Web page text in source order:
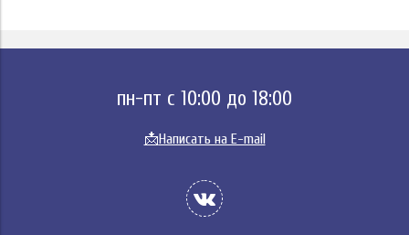
пн-пт с 10:00 до 18:00
📩Написать на E-mail